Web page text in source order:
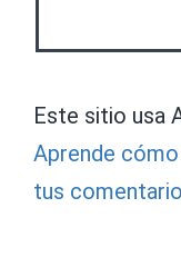
Este sitio usa
Aprende
tus